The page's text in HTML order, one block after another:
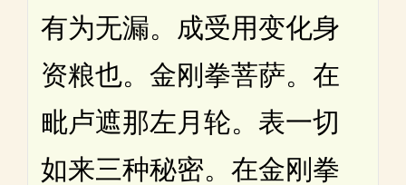
有为无漏。成受用变化身
资粮也。金刚拳菩萨。在
毗卢遮那左月轮。表一切
如来三种秘密。在金刚拳